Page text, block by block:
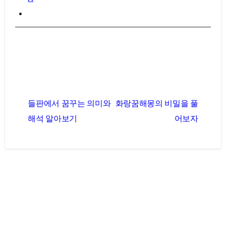
탐
들판에서 꿈꾸는 의미와
해석 알아보기
화랑꿈해몽의 비밀을 풀
어보자